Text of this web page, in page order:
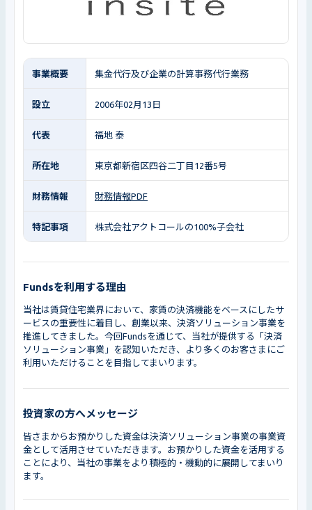
事業概要 集金代行及び企業の計算事務代行業務
設立 2006年02月13日
代表 福地 泰
所在地 東京都新宿区四谷二丁目12番5号
財務情報 財務情報PDF
特記事項 株式会社アクトコールの100%子会社
Fundsを利用する理由
当社は賃貸住宅業界において、家賃の決済機能をベースにしたサ
ービスの重要性に着目し、創業以来、決済ソリューション事業を
推進してきました。今回Fundsを通じて、当社が提供する「決済
ソリューション事業」を認知いただき、より多くのお客さまにご
利用いただけることを目指してまいります。
投資家の方へメッセージ
皆さまからお預かりした資金は決済ソリューション事業の事業資
金として活用させていただきます。お預かりした資金を活用する
ことにより、当社の事業をより積極的・機動的に展開してまいり
ます。